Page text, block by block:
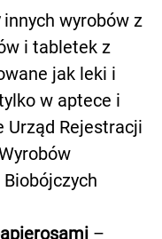
innych wyrobów z
i tabletek z
jak leki i
w aptece i
Urząd Rejestracji
–